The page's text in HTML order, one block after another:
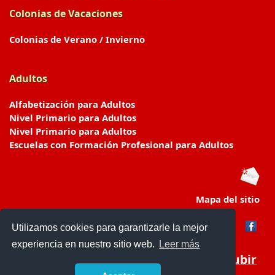
Utilizamos cookies para garantizarle la mejor
experiencia en nuestro sitio web.
Leer más
Colonias de Vacaciones
Colonias de Verano / Invierno
Adultos
Alfabetización para Adultos
Nivel Primario para Adultos
Nivel Primario para Adultos
Escuelas con Formación Profesional para Adultos
Mapa del sitio
Subir